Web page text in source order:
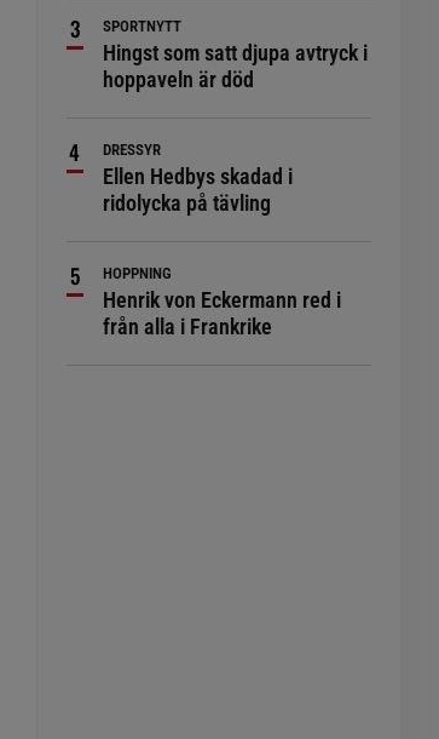
SPORTNYTT
Hingst som satt djupa avtryck i
hoppaveln är död
DRESSYR
Ellen Hedbys skadad i
ridolycka på tävling
HOPPNING
Henrik von Eckermann red i
från alla i Frankrike